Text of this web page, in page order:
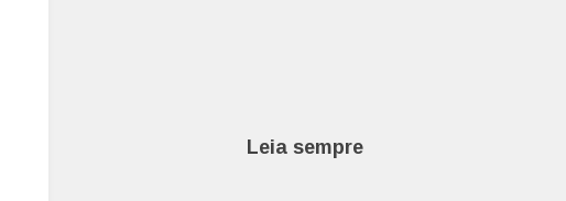
Leia sempre